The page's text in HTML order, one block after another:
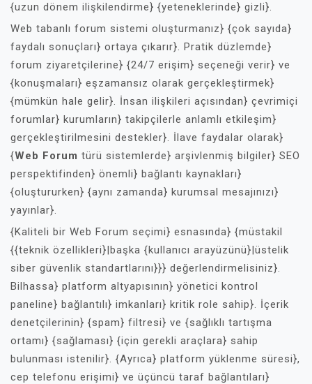
{uzun dönem ilişkilendirme} {yeteneklerinde} gizli}.
Web tabanlı forum sistemi oluşturmanız} {çok sayıda}
faydalı sonuçları} ortaya çıkarır}. Pratik düzlemde}
forum ziyaretçilerine} {24/7 erişim} seçeneği verir} ve
{konuşmaları} eşzamansız olarak gerçekleştirmek}
{mümkün hale gelir}. İnsan ilişkileri açısından} çevrimiçi
forumlar} kurumların} takipçilerle anlamlı etkileşim}
gerçekleştirilmesini destekler}. İlave faydalar olarak}
{Web Forum türü sistemlerde} arşivlenmiş bilgiler} SEO
perspektifinden} önemli} bağlantı kaynakları}
{oluştururken} {aynı zamanda} kurumsal mesajınızı}
yayınlar}.
{Kaliteli bir Web Forum seçimi} esnasında} {müstakil
{{teknik özellikleri}|başka {kullanıcı arayüzünü}|üstelik
siber güvenlik standartlarını}}} değerlendirmelisiniz}.
Bilhassa} platform altyapısının} yönetici kontrol
paneline} bağlantılı} imkanları} kritik role sahip}. İçerik
denetçilerinin} {spam} filtresi} ve {sağlıklı tartışma
ortamı} {sağlaması} {için gerekli araçlara} sahip
bulunması istenilir}. {Ayrıca} platform yüklenme süresi},
cep telefonu erişimi} ve üçüncü taraf bağlantıları}